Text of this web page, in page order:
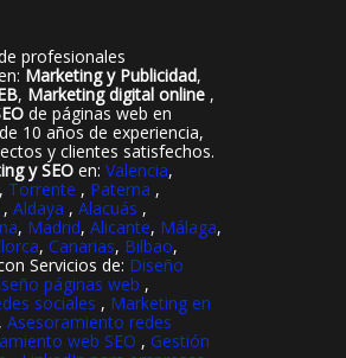
profesionales
Marketing y Publicidad,
, Marketing digital online ,
de páginas web en
10 años de experiencia,
y clientes satisfechos.
y SEO en: Valencia,
, Torrente , Paterna ,
, Aldaya , Alacuás ,
, Madrid, Alicante, Málaga,
, Canarias, Bilbao,
Servicios de: Diseño
páginas web ,
sociales , Marketing en
, Asesoramiento redes
web SEO , Gestión